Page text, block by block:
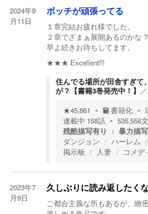
2024年9
月11日
ボッチが頑張ってる
１章完結お疲れ様でした。
２章でざまぁ展開あるのかな？
早よ続きお待ちしてます。
★★★ Excellent!!!
住んでる場所が田舎すぎて
が？【書籍3巻発売中！】
／
★45,861 書籍化
連載中 158話 535,556
残酷描写有り 暴力描
ダンジョン ハーレム
掲示板
人妻 コメデ
2023年7
月9日
久しぶりに読み返したく
ご都合主義な所もあるが、緻